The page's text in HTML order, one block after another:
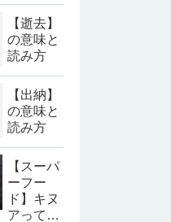
の②6周
年から
10周年
とおすす
めのプレ
ゼントに
ついて
【逝去】
の意味と
読み方
【出納】
の意味と
読み方
【スーパ
ーフー
ド】キヌ
アって知